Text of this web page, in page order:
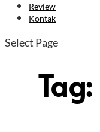
Review
Kontak
Select Page
Tag: